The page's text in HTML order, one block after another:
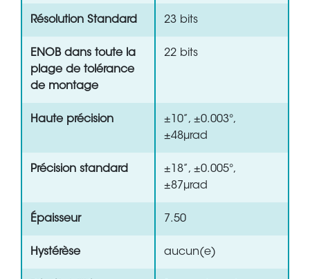
Résolution Standard 23 bits
ENOB dans toute la
plage de tolérance
de montage
22 bits
Haute précision
±10”, ±0.003°,
±48µrad
Précision standard
±18”, ±0.005°,
±87µrad
Épaisseur 7.50
Hystérèse aucun(e)